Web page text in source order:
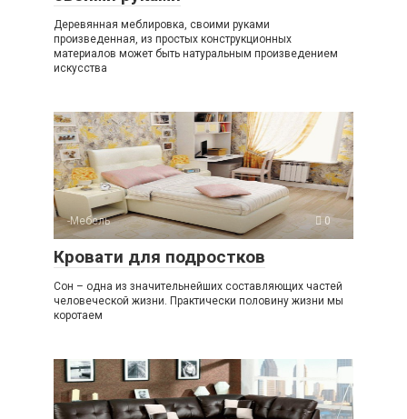
Деревянная меблировка, своими руками
произведенная, из простых конструкционных
материалов может быть натуральным произведением
искусства
-Мебель 0
Кровати для подростков
Сон – одна из значительнейших составляющих частей
человеческой жизни. Практически половину жизни мы
коротаем